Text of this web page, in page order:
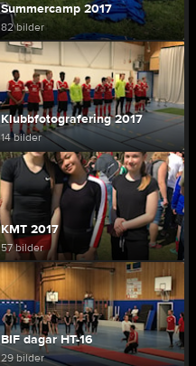
Summercamp 2017
82 bilder
Klubbfotografering 2017
14 bilder
KMT 2017
57 bilder
BIF dagar HT-16
29 bilder